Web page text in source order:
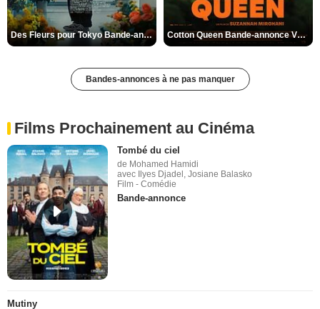
Des Fleurs pour Tokyo Bande-annonce VO STFR Cotton Queen Bande-annonce VO STFR
Bandes-annonces à ne pas manquer
Films Prochainement au Cinéma
Tombé du ciel
de Mohamed Hamidi
avec Ilyes Djadel, Josiane Balasko
Film - Comédie
Bande-annonce
Mutiny